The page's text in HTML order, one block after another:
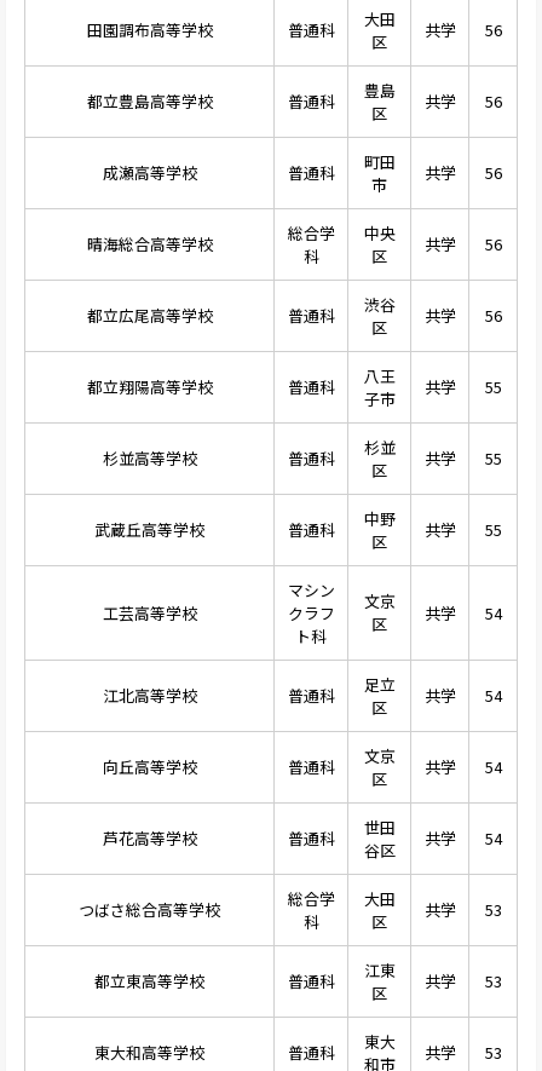
田園調布高等学校 普通科
大田
区
共学 56
都立豊島高等学校 普通科
豊島
区
共学 56
成瀬高等学校 普通科
町田
市
共学 56
晴海総合高等学校
総合学
科
中央
区
共学 56
都立広尾高等学校 普通科
渋谷
区
共学 56
都立翔陽高等学校 普通科
八王
子市
共学 55
杉並高等学校 普通科
杉並
区
共学 55
武蔵丘高等学校 普通科
中野
区
共学 55
工芸高等学校
マシン
クラフ
ト科
文京
区
共学 54
江北高等学校 普通科
足立
区
共学 54
向丘高等学校 普通科
文京
区
共学 54
芦花高等学校 普通科
世田
谷区
共学 54
つばさ総合高等学校
総合学
科
大田
区
共学 53
都立東高等学校 普通科
江東
区
共学 53
東大和高等学校 普通科
東大
和市
共学 53